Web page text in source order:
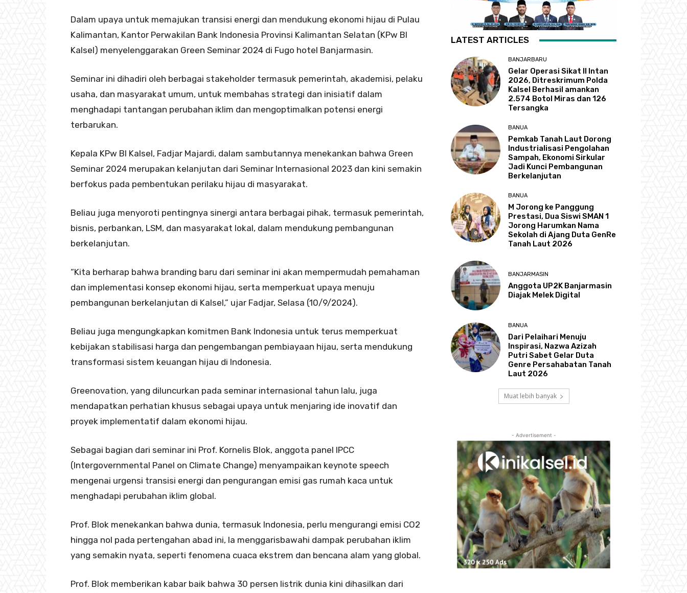
Dalam upaya untuk memajukan transisi energi dan mendukung ekonomi hijau di Pulau
Kalimantan, Kantor Perwakilan Bank Indonesia Provinsi Kalimantan Selatan (KPw BI
Kalsel) menyelenggarakan Green Seminar 2024 di Fugo hotel Banjarmasin.
Seminar ini dihadiri oleh berbagai stakeholder termasuk pemerintah, akademisi, pelaku
usaha, dan masyarakat umum, untuk membahas strategi dan inisiatif dalam
menghadapi tantangan perubahan iklim dan mengoptimalkan potensi energi
terbarukan.
Kepala KPw BI Kalsel, Fadjar Majardi, dalam sambutannya menekankan bahwa Green
Seminar 2024 merupakan kelanjutan dari Seminar Internasional 2023 dan kini semakin
berfokus pada pembentukan perilaku hijau di masyarakat.
Beliau juga menyoroti pentingnya sinergi antara berbagai pihak, termasuk pemerintah,
bisnis, perbankan, LSM, dan masyarakat lokal, dalam mendukung pembangunan
berkelanjutan.
“Kita berharap bahwa branding baru dari seminar ini akan mempermudah pemahaman
dan implementasi konsep ekonomi hijau, serta memperkuat upaya menuju
pembangunan berkelanjutan di Kalsel,” ujar Fadjar, Selasa (10/9/2024).
Beliau juga mengungkapkan komitmen Bank Indonesia untuk terus memperkuat
kebijakan stabilisasi harga dan pengembangan pembiayaan hijau, serta mendukung
transformasi sistem keuangan hijau di Indonesia.
Greenovation, yang diluncurkan pada seminar internasional tahun lalu, juga
mendapatkan perhatian khusus sebagai upaya untuk menjaring ide inovatif dan
proyek implementatif dalam ekonomi hijau.
Sebagai bagian dari seminar ini Prof. Kornelis Blok, anggota panel IPCC
(Intergovernmental Panel on Climate Change) menyampaikan keynote speech
mengenai urgensi transisi energi dan pengurangan emisi gas rumah kaca untuk
menghadapi perubahan iklim global.
Prof. Blok menekankan bahwa dunia, termasuk Indonesia, perlu mengurangi emisi CO2
hingga nol pada pertengahan abad ini, Ia menggarisbawahi dampak perubahan iklim
yang semakin nyata, seperti fenomena cuaca ekstrem dan bencana alam yang global.
Prof. Blok memberikan kabar baik bahwa 30 persen listrik dunia kini dihasilkan dari
LATEST ARTICLES
BANJARBARU
Gelar Operasi Sikat II Intan
2026, Ditreskrimum Polda
Kalsel Berhasil amankan
2.574 Botol Miras dan 126
Tersangka
BANUA
Pemkab Tanah Laut Dorong
Industrialisasi Pengolahan
Sampah, Ekonomi Sirkular
Jadi Kunci Pembangunan
Berkelanjutan
BANUA
M Jorong ke Panggung
Prestasi, Dua Siswi SMAN 1
Jorong Harumkan Nama
Sekolah di Ajang Duta GenRe
Tanah Laut 2026
BANJARMASIN
Anggota UP2K Banjarmasin
Diajak Melek Digital
BANUA
Dari Pelaihari Menuju
Inspirasi, Nazwa Azizah
Putri Sabet Gelar Duta
Genre Persahabatan Tanah
Laut 2026
Muat lebih banyak
- Advertisement -